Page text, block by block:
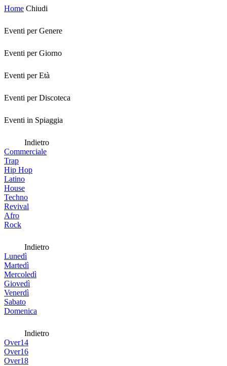
Home Chiudi
Eventi per Genere
Eventi per Giorno
Eventi per Età
Eventi per Discoteca
Eventi in Spiaggia
Indietro
Commerciale
Trap
Hip Hop
Latino
House
Techno
Revival
Afro
Rock
Indietro
Lunedì
Martedì
Mercoledì
Giovedì
Venerdì
Sabato
Domenica
Indietro
Over14
Over16
Over18